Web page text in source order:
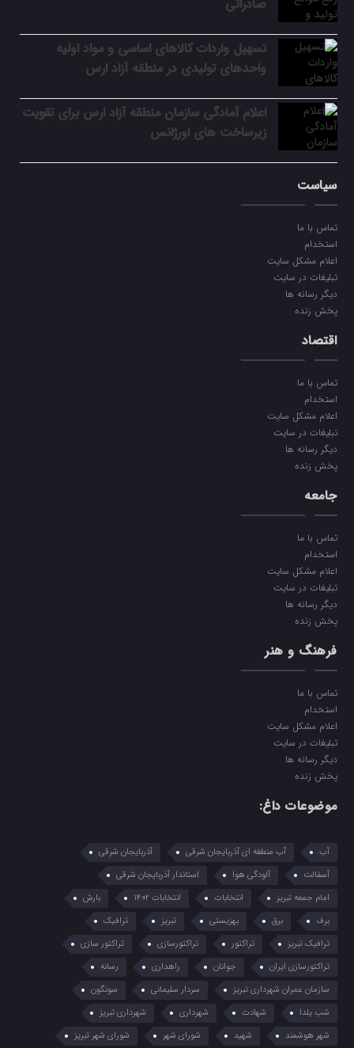
صادراتی
تسهیل واردات کالاهای اساسی و مواد اولیه
واحدهای تولیدی در منطقه آزاد ارس
اعلام آمادگی سازمان منطقه آزاد ارس برای تقویت
زیرساخت‌ های اورژانس
سیاست
تماس با ما
استخدام
اعلام مشکل سایت
تبلیغات در سایت
دیگر رسانه ها
پخش زنده
اقتصاد
تماس با ما
استخدام
اعلام مشکل سایت
تبلیغات در سایت
دیگر رسانه ها
پخش زنده
جامعه
تماس با ما
استخدام
اعلام مشکل سایت
تبلیغات در سایت
دیگر رسانه ها
پخش زنده
فرهنگ و هنر
تماس با ما
استخدام
اعلام مشکل سایت
تبلیغات در سایت
دیگر رسانه ها
پخش زنده
موضوعات داغ:
آب آب منطقه ای آذربایجان شرقی
آذربایجان شرقی
آسفالت
آلودگی هوا
استاندار آذربایجان شرقی
امام جمعه تبریز
انتخابات انتخابات 1402
بارش
برف
برق بهزیستی تبریز
ترافیک
ترافیک تبریز
تراکتور تراکتورسازی
تراکتور سازی
تراکتورسازی ایران
جوانان راهداری
رسانه
سازمان عمران شهرداری تبریز
سردار سلیمانی
سونگون
شب یلدا
شهادت شهرداری
شهرداری تبریز
شهر هوشمند
شهید شورای شهر شورای شهر تبریز